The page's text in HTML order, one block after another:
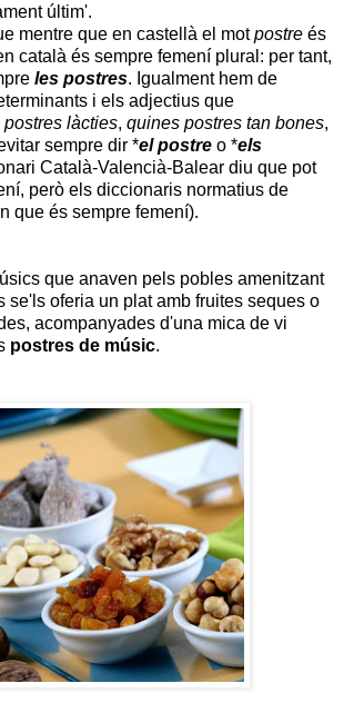
últim'.
mentre que en castellà el motpostre és
català és sempre femení plural: per tant,
les postres. Igualment hem de
i els adjectius que
postres làcties, quines postres tan bones,
sempre dir *el postre o *els
Català-Valencià-Balear diu que pot
però els diccionaris normatius de
que és sempre femení).
que anaven pels pobles amenitzant
se'ls oferia un plat amb fruites seques o
acompanyades d'una mica de vi
postres de músic.